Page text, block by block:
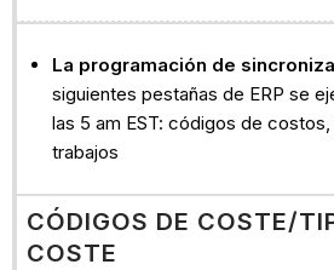
de
cambio
de
facturas
La programación de
siguientes pestañas de ERP se
las 5 am EST: códigos de
trabajos
CÓDIGOS DE COSTE/
COSTE